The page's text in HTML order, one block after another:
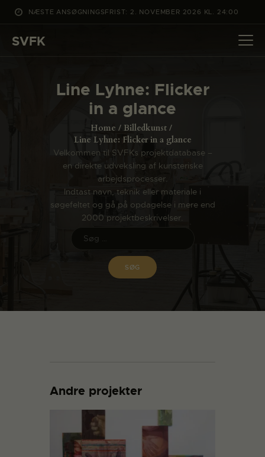
NÆSTE ANSØGNINGSFRIST: 2. NOVEMBER 2026 KL. 24:00
SVFK
Line Lyhne: Flicker
in a glance
Home
Billedkunst
Line Lyhne: Flicker in a glance
Velkommen til SVFKs projektdatabase –
en direkte udveksling af kunsteriske
arbejdsprocesser.
Indtast navn, teknik eller materiale i
søgefeltet og gå på opdagelse i mere end
2000 projektbeskrivelser.
DET SKER
PROJEKTER
ANSØG
OM SVFK
ENGLISH
Andre projekter